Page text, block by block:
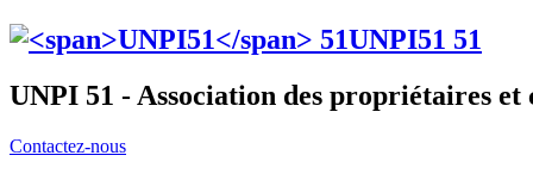
UNPI51 51
UNPI 51 - Association des propriétaires
Contactez-nous